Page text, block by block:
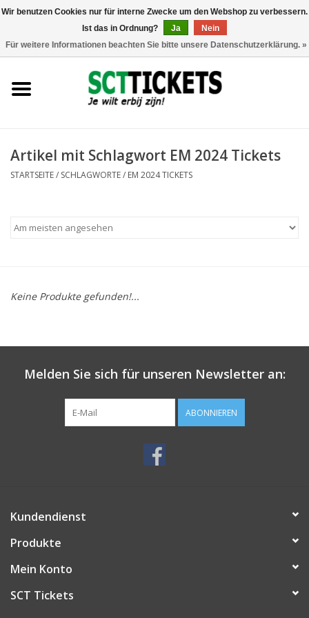
Frankreich
Artikel mit Schlagwort EM 2024 Tickets
STARTSEITE/ SCHLAGWORTE/ EM 2024 TICKETS
Keine Produkte gefunden!...
Melden Sie sich für unseren Newsletter an:
ABONNIEREN
Kundendienst
Produkte
Mein Konto
SCT Tickets
Wir benutzen Cookies nur für interne Zwecke um den Webshop zu verbessern.
Ist das in Ordnung?
Ja
Nein
Für weitere Informationen beachten Sie bitte unsere Datenschutzerklärung. »